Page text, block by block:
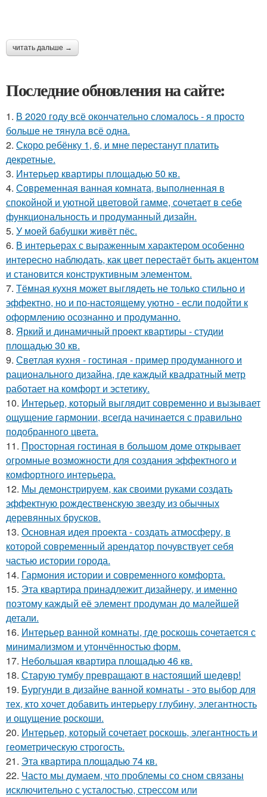
читать дальше →
Последние обновления на сайте:
1. В 2020 году всё окончательно сломалось - я просто
больше не тянула всё одна.
2. Скоро ребёнку 1, 6, и мне перестанут платить
декретные.
3. Интерьер квартиры площадью 50 кв.
4. Современная ванная комната, выполненная в
спокойной и уютной цветовой гамме, сочетает в себе
функциональность и продуманный дизайн.
5. У моей бабушки живёт пёс.
6. В интерьерах с выраженным характером особенно
интересно наблюдать, как цвет перестаёт быть акцентом
и становится конструктивным элементом.
7. Тёмная кухня может выглядеть не только стильно и
эффектно, но и по-настоящему уютно - если подойти к
оформлению осознанно и продуманно.
8. Яркий и динамичный проект квартиры - студии
площадью 30 кв.
9. Светлая кухня - гостиная - пример продуманного и
рационального дизайна, где каждый квадратный метр
работает на комфорт и эстетику.
10. Интерьер, который выглядит современно и вызывает
ощущение гармонии, всегда начинается с правильно
подобранного цвета.
11. Просторная гостиная в большом доме открывает
огромные возможности для создания эффектного и
комфортного интерьера.
12. Мы демонстрируем, как своими руками создать
эффектную рождественскую звезду из обычных
деревянных брусков.
13. Основная идея проекта - создать атмосферу, в
которой современный арендатор почувствует себя
частью истории города.
14. Гармония истории и современного комфорта.
15. Эта квартира принадлежит дизайнеру, и именно
поэтому каждый её элемент продуман до малейшей
детали.
16. Интерьер ванной комнаты, где роскошь сочетается с
минимализмом и утончённостью форм.
17. Небольшая квартира площадью 46 кв.
18. Старую тумбу превращают в настоящий шедевр!
19. Бургунди в дизайне ванной комнаты - это выбор для
тех, кто хочет добавить интерьеру глубину, элегантность
и ощущение роскоши.
20. Интерьер, который сочетает роскошь, элегантность и
геометрическую строгость.
21. Эта квартира площадью 74 кв.
22. Часто мы думаем, что проблемы со сном связаны
исключительно с усталостью, стрессом или